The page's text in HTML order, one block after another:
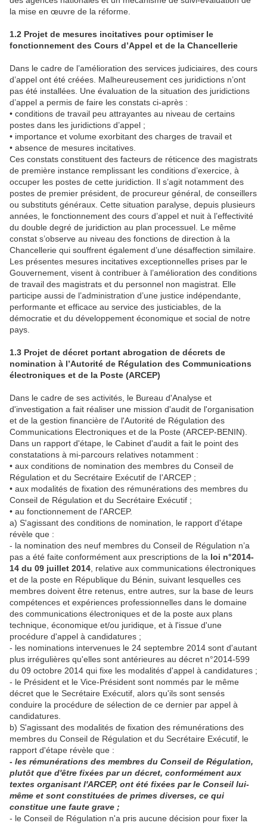
la mise en œuvre de la réforme.
1.2 Projet de mesures incitatives pour optimiser le
fonctionnement des Cours d’Appel et de la Chancellerie
Dans le cadre de l’amélioration des services judiciaires, des cours
d’appel ont été créées. Malheureusement ces juridictions n’ont
pas été installées. Une évaluation de la situation des juridictions
d’appel a permis de faire les constats ci-après :
• conditions de travail peu attrayantes au niveau de certains
postes dans les juridictions d’appel ;
• importance et volume exorbitant des charges de travail et
• absence de mesures incitatives.
Ces constats constituent des facteurs de réticence des magistrats
de première instance remplissant les conditions d’exercice, à
occuper les postes de cette juridiction. Il s’agit notamment des
postes de premier président, de procureur général, de conseillers
ou substituts généraux. Cette situation paralyse, depuis plusieurs
années, le fonctionnement des cours d’appel et nuit à l’effectivité
du double degré de juridiction au plan processuel. Le même
constat s’observe au niveau des fonctions de direction à la
Chancellerie qui souffrent également d’une désaffection similaire.
Les présentes mesures incitatives exceptionnelles prises par le
Gouvernement, visent à contribuer à l’amélioration des conditions
de travail des magistrats et du personnel non magistrat. Elle
participe aussi de l’administration d’une justice indépendante,
performante et efficace au service des justiciables, de la
démocratie et du développement économique et social de notre
pays.
1.3 Projet de décret portant abrogation de décrets de
nomination à l’Autorité de Régulation des Communications
électroniques et de la Poste (ARCEP)
Dans le cadre de ses activités, le Bureau d'Analyse et
d'investigation a fait réaliser une mission d'audit de l'organisation
et de la gestion financière de l'Autorité de Régulation des
Communications Electroniques et de la Poste (ARCEP-BENIN).
Dans un rapport d'étape, le Cabinet d'audit a fait le point des
constatations à mi-parcours relatives notamment :
• aux conditions de nomination des membres du Conseil de
Régulation et du Secrétaire Exécutif de I'ARCEP ;
• aux modalités de fixation des rémunérations des membres du
Conseil de Régulation et du Secrétaire Exécutif ;
• au fonctionnement de l'ARCEP.
a) S'agissant des conditions de nomination, le rapport d'étape
révèle que :
- la nomination des neuf membres du Conseil de Régulation n’a
pas a été faite conformément aux prescriptions de la loi n°2014-
14 du 09 juillet 2014 , relative aux communications électroniques
et de la poste en République du Bénin, suivant lesquelles ces
membres doivent être retenus, entre autres, sur la base de leurs
compétences et expériences professionnelles dans le domaine
des communications électroniques et de la poste aux plans
technique, économique et/ou juridique, et à l'issue d'une
procédure d'appel à candidatures ;
- les nominations intervenues le 24 septembre 2014 sont d'autant
plus irrégulières qu'elles sont antérieures au décret n°2014-599
du 09 octobre 2014 qui fixe les modalités d'appel à candidatures ;
- le Président et le Vice-Président sont nommés par le même
décret que le Secrétaire Exécutif, alors qu'ils sont sensés
conduire la procédure de sélection de ce dernier par appel à
candidatures.
b) S'agissant des modalités de fixation des rémunérations des
membres du Conseil de Régulation et du Secrétaire Exécutif, le
rapport d'étape révèle que :
- les rémunérations des membres du Conseil de Régulation,
plutôt que d'être fixées par un décret, conformément aux
textes organisant l'ARCEP, ont été fixées par le Conseil lui-
même et sont constituées de primes diverses, ce qui
constitue une faute grave ;
- le Conseil de Régulation n'a pris aucune décision pour fixer la